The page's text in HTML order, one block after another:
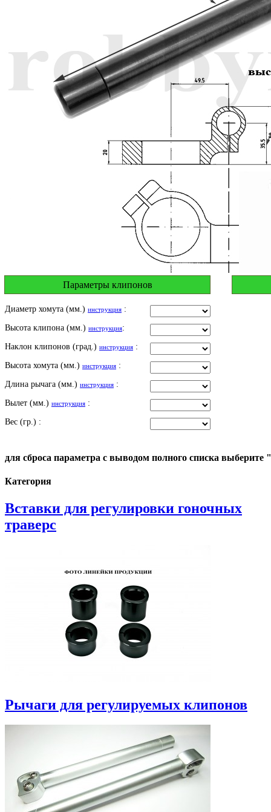
Параметры клипонов
Диаметр хомута (мм.) инструкция :
Высота клипона (мм.) инструкция:
Наклон клипонов (град.) инструкция :
Высота хомута (мм.) инструкция :
Длина рычага (мм.) инструкция :
Вылет (мм.) инструкция :
Вес (гр.) :
для сброса параметра с выводом полного списка
Категория
Вставки для регулировки гоночных
траверс
Рычаги для регулируемых клипонов